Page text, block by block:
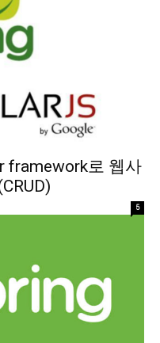
framework로 웹사
5